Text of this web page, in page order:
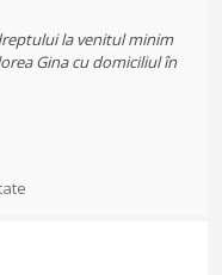
la venitul minim
Gina cu domiciliul în